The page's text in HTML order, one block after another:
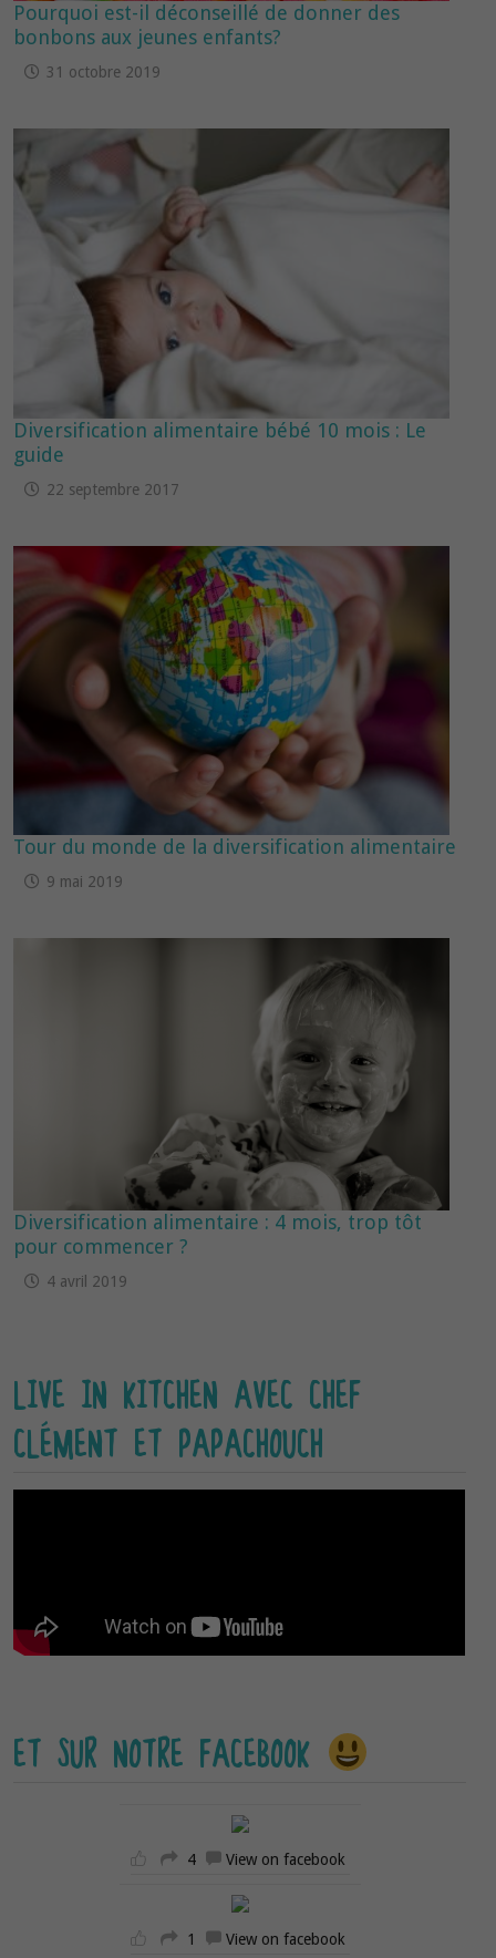
Pourquoi est-il déconseillé de donner des
bonbons aux jeunes enfants?
31 octobre 2019
Diversification alimentaire bébé 10 mois : Le
guide
22 septembre 2017
Tour du monde de la diversification alimentaire
9 mai 2019
Diversification alimentaire : 4 mois, trop tôt
pour commencer ?
4 avril 2019
LIVE IN KITCHEN AVEC CHEF
CLÉMENT ET PAPACHOUCH
ET SUR NOTRE FACEBOOK
4 View on facebook
1 View on facebook